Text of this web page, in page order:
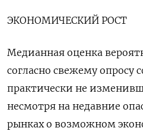
ЭКОНОМИЧЕСКИЙ РОСТ
Медианная оценка
согласно свежему опросу
практически не
несмотря на недавние
рынках о возможном